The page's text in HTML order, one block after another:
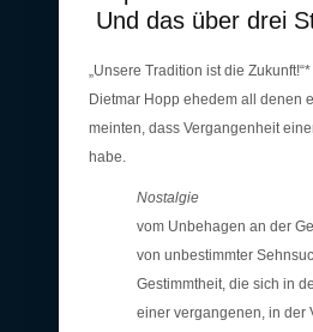
Und das über drei
„Unsere Tradition ist die
Dietmar Hopp ehedem all denen
meinten, dass Vergangenheit
habe.
Nostalgie
vom Unbehagen an der
von unbestimmter
Gestimmtheit, die sich in
einer vergangenen, in der